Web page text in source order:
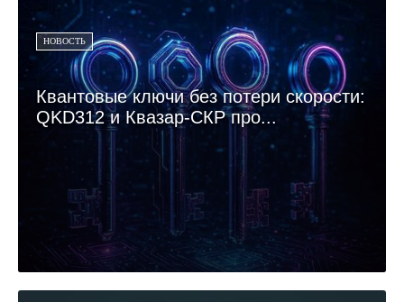
НОВОСТЬ
Квантовые ключи без потери скорости:
QKD312 и Квазар-СКР про...